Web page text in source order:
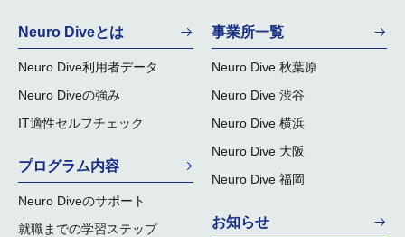
Neuro Diveとは
Neuro Dive利用者データ
Neuro Diveの強み
IT適性セルフチェック
プログラム内容
Neuro Diveのサポート
就職までの学習ステップ
事業所一覧
Neuro Dive 秋葉原
Neuro Dive 渋谷
Neuro Dive 横浜
Neuro Dive 大阪
Neuro Dive 福岡
お知らせ